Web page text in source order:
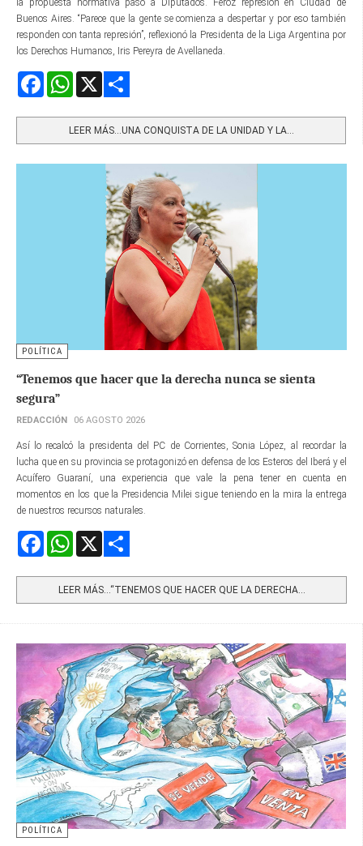
la propuesta normativa pasó a Diputados. Feroz represión en Ciudad de
Buenos Aires. “Parece que la gente se comienza a despertar y por eso también
responden con tanta represión”, reflexionó la Presidenta de la Liga Argentina por
los Derechos Humanos, Iris Pereyra de Avellaneda.
FacebookWhatsApp
LEER MÁS…UNA CONQUISTA DE LA UNIDAD Y LA...
POLÍTICA
“Tenemos que hacer que la derecha nunca se sienta
segura”
REDACCIÓN 06 AGOSTO 2026
Así lo recalcó la presidenta del PC de Corrientes, Sonia López, al recordar la
lucha que en su provincia se protagonizó en defensa de los Esteros del Iberá y el
Acuífero Guaraní, una experiencia que vale la pena tener en cuenta en
momentos en los que la Presidencia Milei sigue teniendo en la mira la entrega
de nuestros recursos naturales.
FacebookWhatsApp
LEER MÁS…“TENEMOS QUE HACER QUE LA DERECHA...
POLÍTICA